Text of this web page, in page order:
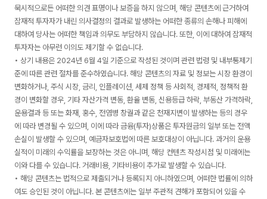
묵시적으로든 어떠한 의견 표명이나 보증을 하지 않으며, 해당 콘텐츠에 근거하여
잠재적 투자자가 내린 의사결정의 결과로 발생하는 어떠한 종류의 손해나 피해에
대하여 당사는 어떠한 책임과 의무도 부담하지 않습니다. 또한, 이에 대하여 잠재적
투자자는 아무런 이의도 제기할 수 없습니다.
• 상기 내용은 2024년 6월 4일 기준으로 작성된 것이며 관련 법령 및 내부통제기
준에 따른 관련 절차를 준수하였습니다. 해당 콘텐츠의 자료 및 정보는 시장 환경이
변화하거나, 주식 시장, 금리, 인플레이션, 세제 정책 등 사회적, 경제적, 정책적 환
경이 변화할 경우, 기타 자산가격 변동, 환율 변동, 신용등급 하락, 부동산 가격하락,
운용결과 등 또는 화재, 홍수, 전염병 창궐과 같은 천재지변이 발생하는 등의 경우
에 따라 변경될 수 있으며, 이에 따라 금융(투자)상품은 투자원금의 일부 또는 전액
손실이 발생할 수 있으며, 예금자보호법에 따른 보호대상이 아닙니다. 과거의 운용
실적이 미래의 수익률을 보장하는 것은 아니며, 해당 컨텐츠 작성시점 및 미래에는
이와 다를 수 있습니다. 거래비용, 기타비용이 추가로 발생할 수 있습니다.
• 해당 콘텐츠는 법적으로 제출되거나 등록되지 아니하였으며, 어떠한 법률에 의하
여도 승인된 것이 아닙니다. 본 콘텐츠에는 일부 주관적 견해가 포함되어 있을 수